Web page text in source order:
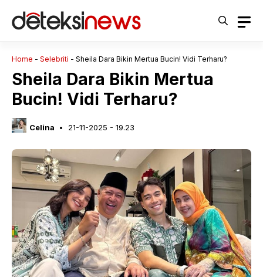
Home - Selebriti - Sheila Dara Bikin Mertua Bucin! Vidi Terharu?
Sheila Dara Bikin Mertua
Bucin! Vidi Terharu?
Celina 21-11-2025 - 19.23